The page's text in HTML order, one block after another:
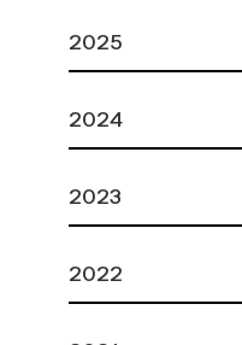
2025
2024
2023
2022